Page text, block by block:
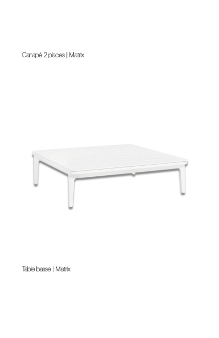
Canapé 2 places | Matrix
Table basse | Matrix